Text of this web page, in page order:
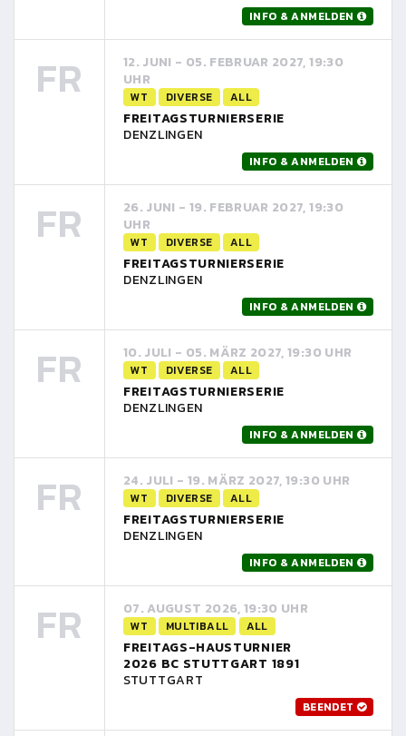
INFO & ANMELDEN
FR
12. JUNI - 05. FEBRUAR 2027, 19:30
UHR
WT DIVERSE ALL
FREITAGSTURNIERSERIE
DENZLINGEN
INFO & ANMELDEN
FR
26. JUNI - 19. FEBRUAR 2027, 19:30
UHR
WT DIVERSE ALL
FREITAGSTURNIERSERIE
DENZLINGEN
INFO & ANMELDEN
FR 10. JULI - 05. MÄRZ 2027, 19:30 UHR
WT DIVERSE ALL
FREITAGSTURNIERSERIE
DENZLINGEN
INFO & ANMELDEN
FR 24. JULI - 19. MÄRZ 2027, 19:30 UHR
WT DIVERSE ALL
FREITAGSTURNIERSERIE
DENZLINGEN
INFO & ANMELDEN
FR 07. AUGUST 2026, 19:30 UHR
WT MULTIBALL ALL
FREITAGS-HAUSTURNIER
2026 BC STUTTGART 1891
STUTTGART
BEENDET